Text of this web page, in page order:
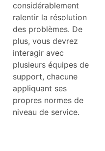
considérablement
ralentir la résolution
des problèmes. De
plus, vous devrez
interagir avec
plusieurs équipes de
support, chacune
appliquant ses
propres normes de
niveau de service.